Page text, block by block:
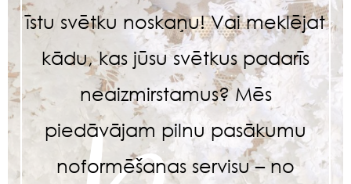
īstu svētku noskaņu! Vai meklējat
kādu, kas jūsu svētkus padarīs
neaizmirstamus? Mēs
piedāvājam pilnu pasākumu
noformēšanas servisu – no